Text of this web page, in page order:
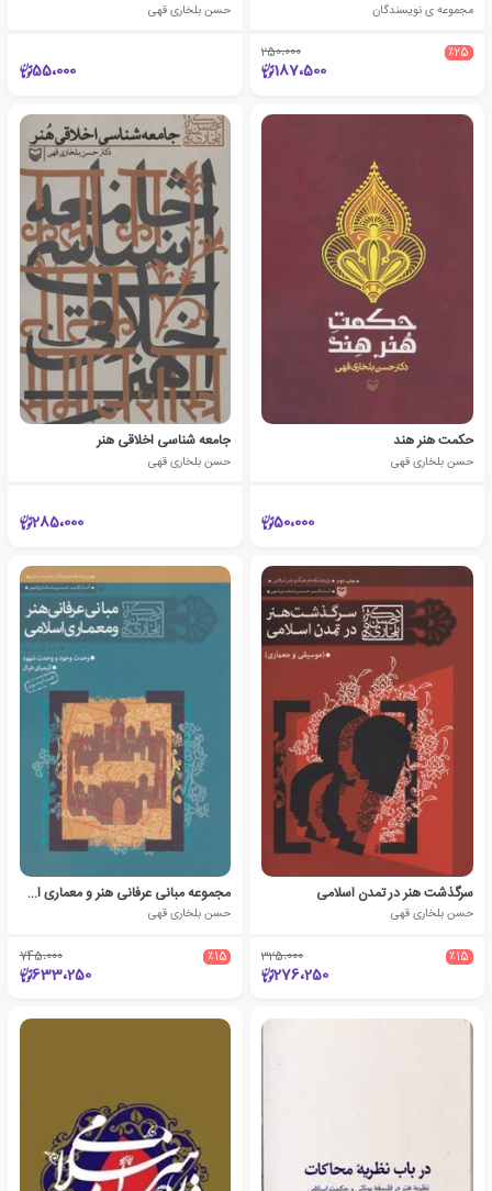
مجموعه ی نویسندگان
٪25 250،000
187،500
حسن بلخاری قهی
55،000
حکمت هنر هند
حسن بلخاری قهی
50،000
جامعه شناسی اخلاقی هنر
حسن بلخاری قهی
285،000
سرگذشت هنر در تمدن اسلامی
حسن بلخاری قهی
٪15 325،000
276،250
مجموعه مبانی عرفانی هنر و معماری اسلامی
حسن بلخاری قهی
٪15 745،000
633،250